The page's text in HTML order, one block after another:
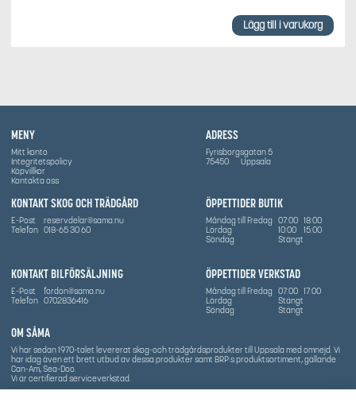
Lägg till i varukorg
MENY
Mitt konto
Integritetspolicy
Köpvillkor
Kontakta oss
ÖPPETTIDER BUTIK
Måndag till Fredag 07:00 18:00
Lördag
10:00
15:00
Söndag
Stängt
ÖPPETTIDER VERKSTAD
Måndag till Fredag 07:00 17:00
Lördag
Stängt
Söndag
Stängt
ADRESS
Fyrisborgsgatan 5
75450
Uppsala
KONTAKT SKOG OCH TRÄDGÅRD
E-Post
reservdelar@sama.nu
Telefon 018-65 30 60
KONTAKT BILFÖRSÄLJNING
E-Post
fordon@sama.nu
Telefon 0702836416
OM SÅMA
Vi har sedan 1970-talet levererat skog-och trädgårdsprodukter till Uppsala med omnejd. Vi
har idag även ett brett utbud av dessa produkter samt BRP:s produktsortiment, gällande
Can-Am, Sea-Doo.
Vi är certifierad serviceverkstad.